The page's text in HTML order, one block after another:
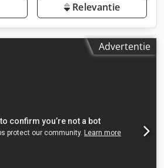
Relevantie
Advertentie